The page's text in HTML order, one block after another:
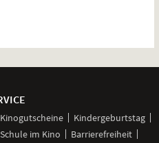
Kinogutscheine
Kindergeburtstag
Schule im Kino Barrierefreiheit